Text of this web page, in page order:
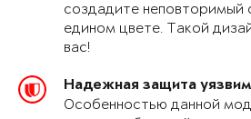
создадите неповторимый
едином цвете. Такой
вас!
Надежная защита
Особенностью данной